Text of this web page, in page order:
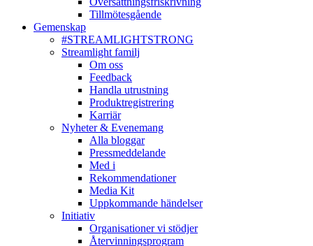
Tillmötesgående
Gemenskap
#STREAMLIGHTSTRONG
Streamlight familj
Om oss
Feedback
Handla utrustning
Produktregistrering
Karriär
Nyheter & Evenemang
Alla bloggar
Pressmeddelande
Med i
Rekommendationer
Media Kit
Uppkommande händelser
Initiativ
Organisationer vi stödjer
Återvinningsprogram